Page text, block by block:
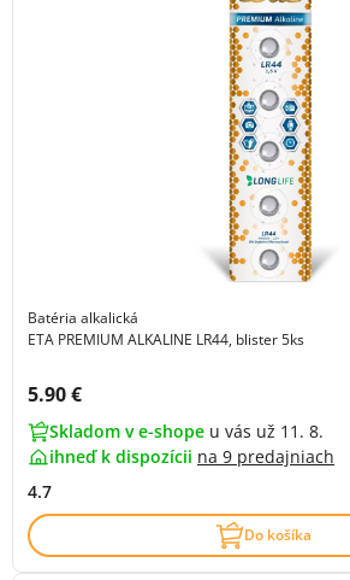
Batéria alkalická
ETA PREMIUM ALKALINE LR44, blister 5ks
Cena s DPH:
5.90 €
Skladom v e-shope u vás už 11. 8.
ihneď k dispozícii na 9 predajniach
4.7
Do košíka